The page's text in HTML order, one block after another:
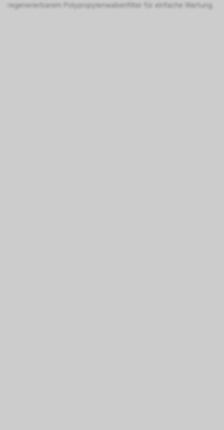
regenerierbarem Polypropylenwabenfilter für einfache Wartung.